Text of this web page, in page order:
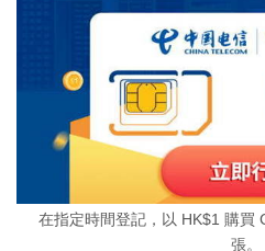
在指定時間登記，以 HK$1 購買
張。